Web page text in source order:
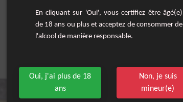
Les cocktails similaires
En cliquant sur 'Oui', vous certifiez être âgé(e)
de 18 ans ou plus et acceptez de consommer de
l'alcool de manière responsable.
Oui, j'ai plus de 18
ans
Non, je suis
mineur(e)